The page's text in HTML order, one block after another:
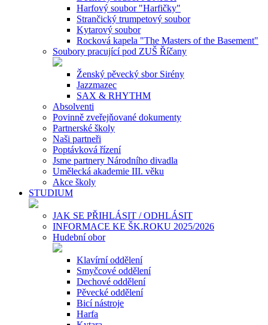
Harfový soubor "Harfičky"
Strančický trumpetový soubor
Kytarový soubor
Rocková kapela "The Masters of the Basement"
Soubory pracující pod ZUŠ Říčany
Ženský pěvecký sbor Sirény
Jazzmazec
SAX & RHYTHM
Absolventi
Povinně zveřejňované dokumenty
Partnerské školy
Naši partneři
Poptávková řízení
Jsme partnery Národního divadla
Umělecká akademie III. věku
Akce školy
STUDIUM
JAK SE PŘIHLÁSIT / ODHLÁSIT
INFORMACE KE ŠK.ROKU 2025/2026
Hudební obor
Klavírní oddělení
Smyčcové oddělení
Dechové oddělení
Pěvecké oddělení
Bicí nástroje
Harfa